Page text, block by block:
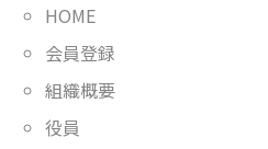
HOME
会員登録
組織概要
役員